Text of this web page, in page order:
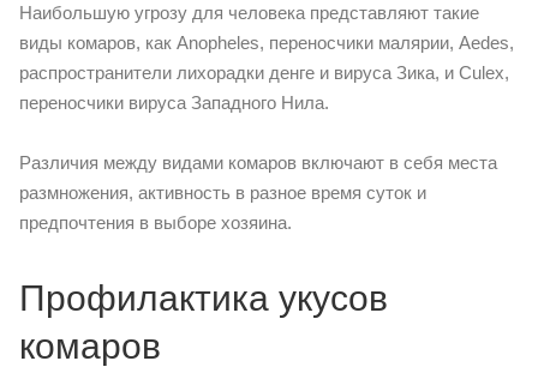
Наибольшую угрозу для человека представляют такие
виды комаров, как Anopheles, переносчики малярии, Aedes,
распространители лихорадки денге и вируса Зика, и Culex,
переносчики вируса Западного Нила.
Различия между видами комаров включают в себя места
размножения, активность в разное время суток и
предпочтения в выборе хозяина.
Профилактика укусов
комаров